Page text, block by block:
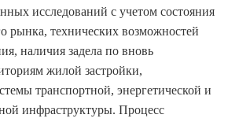
исследований с учетом состояния
рынка, технических возможностей
наличия задела по вновь
жилой застройки,
транспортной, энергетической и
инфраструктуры. Процесс